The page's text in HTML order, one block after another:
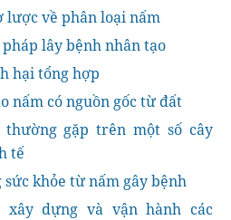
lược về phân loại nấm
lây bệnh nhân tạo
hại tổng hợp
nấm có nguồn gốc từ đất
thường gặp trên một số cây
tế
khỏe từ nấm gây bệnh
xây dựng và vận hành các